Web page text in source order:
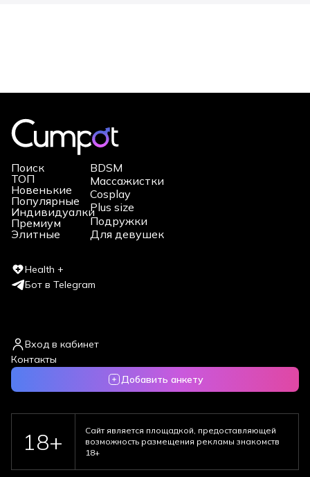
Поиск
ТОП
Новенькие
Популярные
Индивидуалки
Премиум
Элитные
BDSM
Массажистки
Cosplay
Plus size
Подружки
Для девушек
Health +
Бот в Telegram
Вход в кабинет
Контакты
Добавить анкету
18+
Сайт является площадкой, предоставляющей
возможность размещения рекламы знакомств
18+